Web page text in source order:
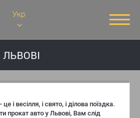
Укр
це і весілля, і свято, і ділова поїздка.
прокат авто у Львові, Вам слід